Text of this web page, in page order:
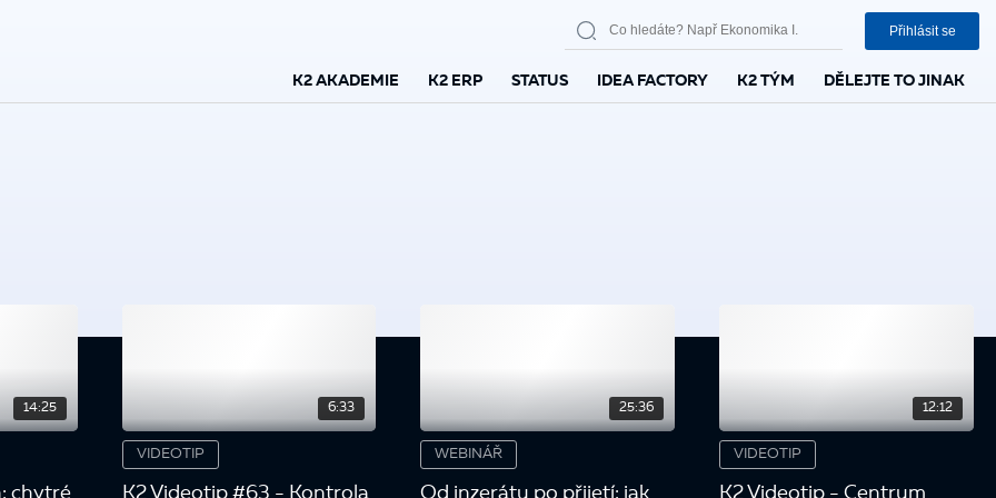
K2 AKADEMIE K2 ERP STATUS IDEA FACTORY K2 TÝM DĚLEJTE TO JINAK
Přihlásit se
14:25
chytré
6:33
VIDEOTIP
K2 Videotip #63 - Kontrola
25:36
WEBINÁŘ
Od inzerátu po přijetí: jak
12:12
VIDEOTIP
K2 Videotip - Centrum